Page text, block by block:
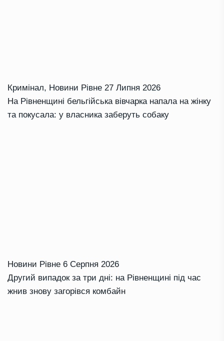
Кримінал, Новини Рівне 27 Липня 2026
На Рівненщині бельгійська вівчарка напала на жінку
та покусала: у власника заберуть собаку
Новини Рівне 6 Серпня 2026
Другий випадок за три дні: на Рівненщині під час
жнив знову загорівся комбайн